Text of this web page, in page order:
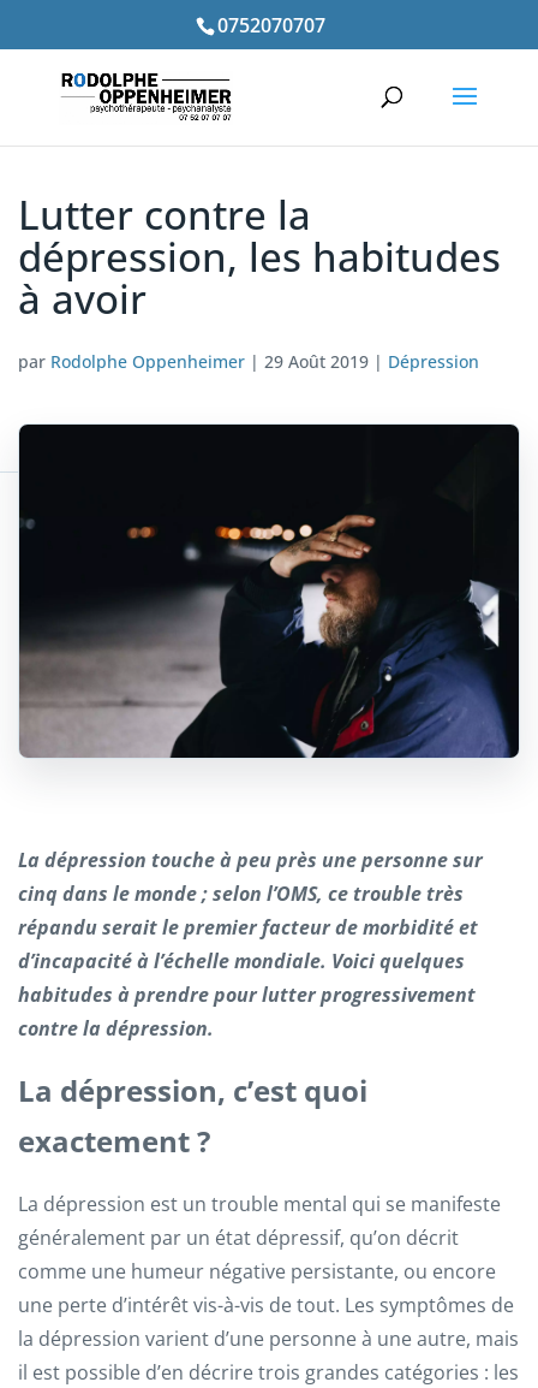
0752070707
Lutter contre la
dépression, les habitudes
à avoir
par Rodolphe Oppenheimer | 29 Août 2019 | Dépression
La dépression touche à peu près une personne sur
cinq dans le monde ; selon l’OMS, ce trouble très
répandu serait le premier facteur de morbidité et
d’incapacité à l’échelle mondiale. Voici quelques
habitudes à prendre pour lutter progressivement
contre la dépression.
La dépression, c’est quoi
exactement ?
La dépression est un trouble mental qui se manifeste
généralement par un état dépressif, qu’on décrit
comme une humeur négative persistante, ou encore
une perte d’intérêt vis-à-vis de tout. Les symptômes de
la dépression varient d’une personne à une autre, mais
il est possible d’en décrire trois grandes catégories : les